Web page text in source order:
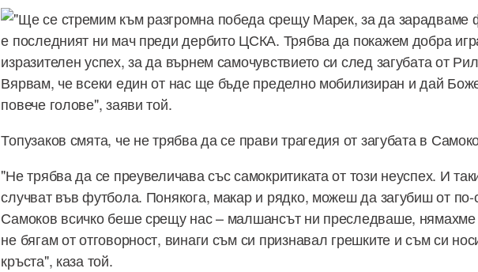
"Ще се стремим към разгромна победа срещу Марек, за да зарадваме
е последният ни мач преди дербито ЦСКА. Трябва да покажем добра
изразителен успех, за да върнем самочувствието си след загубата от
Вярвам, че всеки един от нас ще бъде пределно мобилизиран и дай
повече голове", заяви той.
Топузаков смята, че не трябва да се прави трагедия от загубата в
"Не трябва да се преувеличава със самокритиката от този неуспех. И
случват във футбола. Понякога, макар и рядко, можеш да загубиш от
Самоков всичко беше срещу нас – малшансът ни преследваше, нямахме
не бягам от отговорност, винаги съм си признавал грешките и съм си
кръста", каза той.